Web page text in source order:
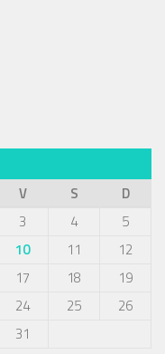
V S
D
3 4
5
10 11
12
17 18
19
24 25
26
31